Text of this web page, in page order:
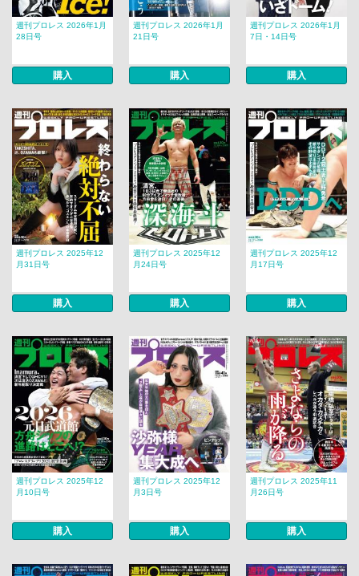
週刊プロレス 2026年1月
28日号
購入
週刊プロレス 2026年1月
21日号
購入
週刊プロレス 2026年1月
7日・14日号
購入
週刊プロレス 2025年12
月31日号
購入
週刊プロレス 2025年12
月24日号
購入
週刊プロレス 2025年12
月17日号
購入
週刊プロレス 2025年12
月10日号
購入
週刊プロレス 2025年12
月3日号
購入
週刊プロレス 2025年11
月26日号
購入